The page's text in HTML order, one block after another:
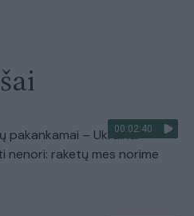
00:02:40
pakankamai – Ukrainai
nenori: raketų mes norime